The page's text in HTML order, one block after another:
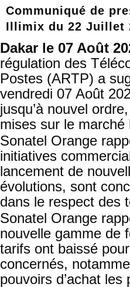
Communiqué de
Illimix du 22 Juillet
Dakar le 07 Août
régulation des
Postes (ARTP) a
vendredi 07 Août
jusqu’à nouvel
mises sur le marché
Sonatel Orange
initiatives
lancement de
évolutions, sont
dans le respect des
Sonatel Orange
nouvelle gamme de
tarifs ont baissé
concernés,
pouvoirs d’achat les